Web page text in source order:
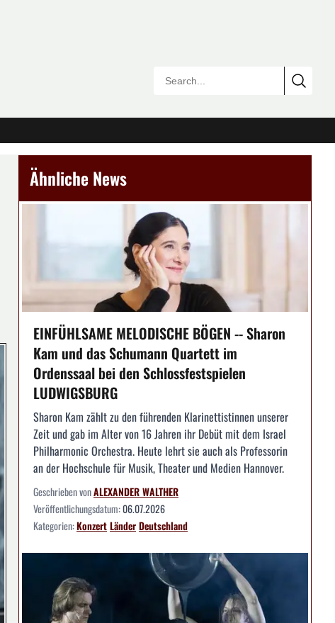
Ähnliche News
EINFÜHLSAME MELODISCHE BÖGEN -- Sharon
Kam und das Schumann Quartett im
Ordenssaal bei den Schlossfestspielen
LUDWIGSBURG
Sharon Kam zählt zu den führenden Klarinettistinnen unserer
Zeit und gab im Alter von 16 Jahren ihr Debüt mit dem Israel
Philharmonic Orchestra. Heute lehrt sie auch als Professorin
an der Hochschule für Musik, Theater und Medien Hannover.
Geschrieben vonALEXANDER WALTHER
Veröffentlichungsdatum:06.07.2026
Kategorien:KonzertLänderDeutschland